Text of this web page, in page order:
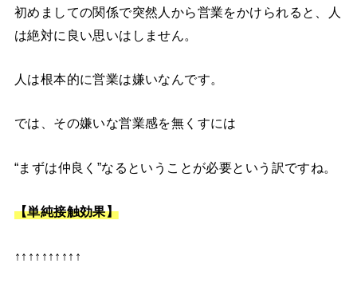
初めましての関係で突然人から営業をかけられると、人
は絶対に良い思いはしません。
人は根本的に営業は嫌いなんです。
では、その嫌いな営業感を無くすには
“まずは仲良く”なるということが必要という訳ですね。
【単純接触効果】
↑↑↑↑↑↑↑↑↑↑